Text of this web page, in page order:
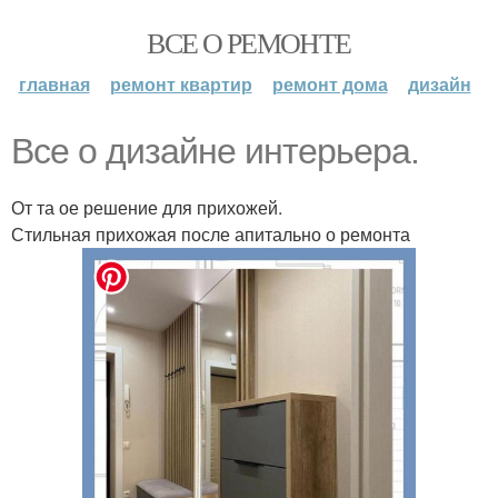
ВСЕ О РЕМОНТЕ
главная ремонт квартир ремонт дома дизайн
Все о дизайне интерьера.
От та ое решение для прихожей.
Стильная прихожая после апитально о ремонта